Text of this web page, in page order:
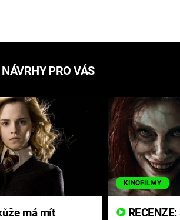
NÁVRHY PRO VÁS
má mít
KINOFILMY